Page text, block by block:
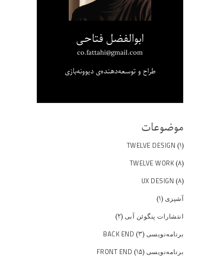
ابوالفضل فتاحی
co.fattahi@gmail.com
طراح و توسعه‌دهنده‌ی دیوونه‌بازی
موضوعات
TWELVE DESIGN (۱)
TWELVE WORK (۸)
UX DESIGN (۸)
آشپزی (۱)
انتشارات پنگوئن آبی (۲)
برنامه‌نویسی BACK END (۳)
برنامه‌نویسی FRONT END (۱۵)